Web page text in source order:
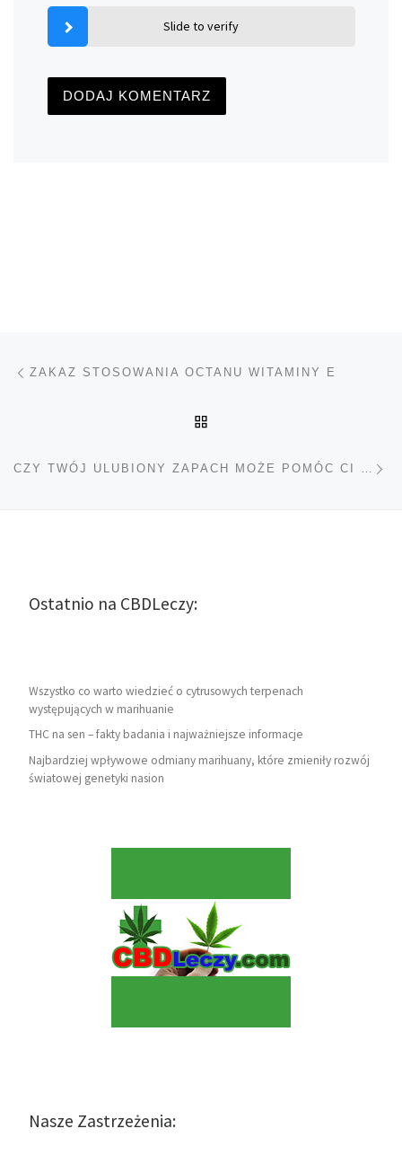
Slide to verify
Nawigacja wpisu
ZAKAZ STOSOWANIA OCTANU WITAMINY E
CZY TWÓJ ULUBIONY ZAPACH MOŻE POMÓC CI ZNALEŹĆ ULUBIONĄ ODMIANĘ?
Ostatnio na CBDLeczy:
Wszystko co warto wiedzieć o cytrusowych terpenach
występujących w marihuanie
THC na sen – fakty badania i najważniejsze informacje
Najbardziej wpływowe odmiany marihuany, które zmieniły rozwój
światowej genetyki nasion
Nasze Zastrzeżenia: